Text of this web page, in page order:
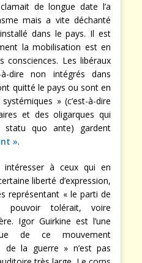
de longue date l’a
mais a vite déchanté
dans le pays. Il est
la mobilisation est en
consciences. Les libéraux
à-dire non intégrés dans
quitté le pays ou sont en
» (c’est-à-dire
et des oligarques qui
statu quo ante) gardent
».
à ceux qui en
liberté d’expression,
représentant « le parti de
tolérait, voire
Igor Guirkine est l’une
de ce mouvement
la guerre » n’est pas